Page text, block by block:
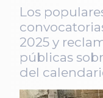
Los
2025 y
públicas
del